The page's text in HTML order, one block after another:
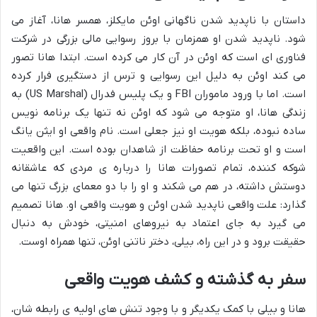
داستان با ناپدید شدن ناگهانی اوئن مایکلز، همسر هانا، آغاز می
شود. ناپدید شدن او همزمان با بروز رسوایی مالی بزرگی در شرکت
فناوری ای است که اوئن در آن کار می کرده است. ابتدا هانا تصور
می کند اوئن به دلیل این رسوایی و ترس از دستگیری فرار کرده
است. اما با ورود ماموران FBI و یک پلیس فدرال (US Marshal) به
زندگی هانا، او متوجه می شود که اوئن نه تنها یک برنامه نویس
ساده نبوده، بلکه هویت او نیز جعلی است. نام واقعی او ایثن یانگ
است و او تحت برنامه حفاظت از شاهدان بوده است. این واقعیت
شوکه کننده، تمام تصورات هانا را درباره ی مردی که عاشقانه
دوستش داشته، در هم می شکند و او را با دو معمای بزرگ تنها می
گذارد: علت واقعی ناپدید شدن اوئن و هویت واقعی او. هانا تصمیم
می گیرد به جای اعتماد به نیروهای امنیتی، خودش به دنبال
حقیقت برود و در این راه، بیلی، دختر ناتنی اوئن، تنها همراه اوست.
سفر به گذشته و کشف هویت واقعی
هانا و بیلی با کمک یکدیگر و با وجود تنش های اولیه ی رابطه شان،